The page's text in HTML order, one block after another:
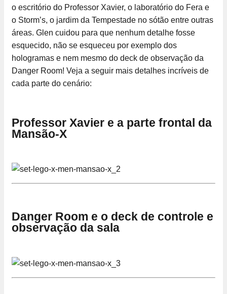
o escritório do Professor Xavier, o laboratório do Fera e
o Storm’s, o jardim da Tempestade no sótão entre outras
áreas. Glen cuidou para que nenhum detalhe fosse
esquecido, não se esqueceu por exemplo dos
hologramas e nem mesmo do deck de observação da
Danger Room! Veja a seguir mais detalhes incríveis de
cada parte do cenário:
Professor Xavier e a parte frontal da
Mansão-X
Danger Room e o deck de controle e
observação da sala